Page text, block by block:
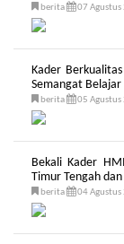
berita 07 Agustus
Kader
Semangat Belajar
berita 05 Agustus
Bekali Kader
Timur Tengah
berita 04 Agustus